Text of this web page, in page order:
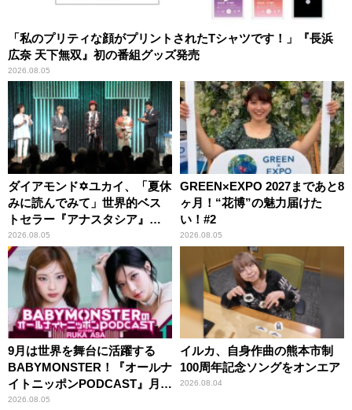
「私のプリティな顔がプリントされたTシャツです！」『長浜
広奈 天下無双』初の番組グッズ発売
2026.08.05
ダイアモンド✡ユカイ、「夏休
みに読んでみて」世界的ベス
トセラー『アナスタシア』を
紹介
2026.08.05
GREEN×EXPO 2027まであと8
ヶ月！“花博”の魅力届けた
い！#2
2026.08.05
9月は世界を舞台に活躍する
BABYMONSTER！『オールナ
イトニッポンPODCAST』月替
わりパーソナリティ
2026.08.05
イルカ、自身作曲の熊本市制
100周年記念ソングをオンエア
2026.08.04